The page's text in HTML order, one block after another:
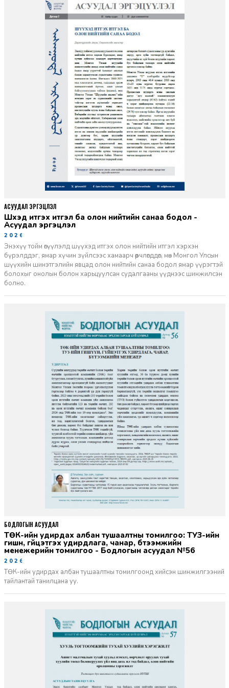
Шүүхэд итгэх итгэл ба олон нийтийн санаа бодол -
Асуудал эргэцүүлэл
2026-06-11
Энэхүү тойм өгүүлэлд шүүхэд итгэх олон нийтийн итгэл хэрхэн
бүрэлддэг, ямар хүчин зүйлсээс хамаарч өөрчлөгддөг, мөн Монгол Улсын
шүүхийн шинэтгэлийн явцад олон нийтийн санаа бодол ямар үүрэгтэй
болохыг онолын болон харьцуулсан судалгааны үүднээс шинжилсэн
болно.
АСУУДАЛ ЭРГЭЦҮҮЛЭЛ
ТӨК-ийн удирдах албан тушаалтны томилгоо: ТУЗ-ийн
гишүүн, гүйцэтгэх удирдлага, чанар, бүтээмжийн
менежерийн томилгоо - Бодлогын асуудал №56
2026-06-02
ТӨК-ийн удирдах албан тушаалтны томилгоонд хийсэн шинжилгээний
тайлантай танилцана уу.
БОДЛОГЫН АСУУДАЛ